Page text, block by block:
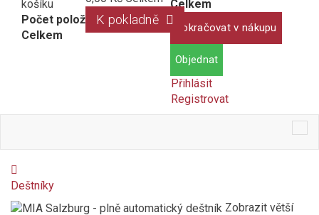
K pokladně
košíku
Počet položek:
Celkem
Celkem
Pokračovat v nákupu
Objednat
Přihlásit
Registrovat
Deštníky
Zobrazit větší